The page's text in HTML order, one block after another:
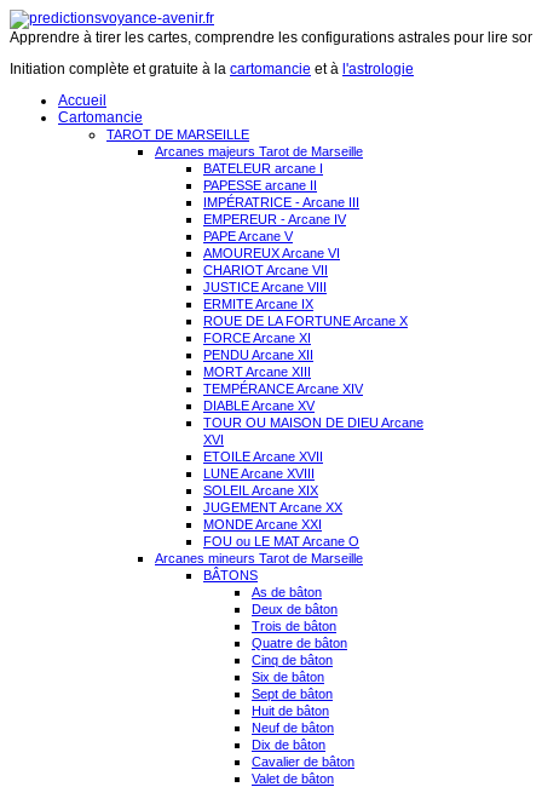
Apprendre à tirer les cartes, comprendre les configurations astrales pour lire
Initiation complète et gratuite à la cartomancie et à l'astrologie
Accueil
Cartomancie
TAROT DE MARSEILLE
Arcanes majeurs Tarot de Marseille
BATELEUR arcane I
PAPESSE arcane II
IMPÉRATRICE - Arcane III
EMPEREUR - Arcane IV
PAPE Arcane V
AMOUREUX Arcane VI
CHARIOT Arcane VII
JUSTICE Arcane VIII
ERMITE Arcane IX
ROUE DE LA FORTUNE Arcane X
FORCE Arcane XI
PENDU Arcane XII
MORT Arcane XIII
TEMPÉRANCE Arcane XIV
DIABLE Arcane XV
TOUR OU MAISON DE DIEU Arcane
XVI
ETOILE Arcane XVII
LUNE Arcane XVIII
SOLEIL Arcane XIX
JUGEMENT Arcane XX
MONDE Arcane XXI
FOU ou LE MAT Arcane O
Arcanes mineurs Tarot de Marseille
BÂTONS
As de bâton
Deux de bâton
Trois de bâton
Quatre de bâton
Cinq de bâton
Six de bâton
Sept de bâton
Huit de bâton
Neuf de bâton
Dix de bâton
Cavalier de bâton
Valet de bâton